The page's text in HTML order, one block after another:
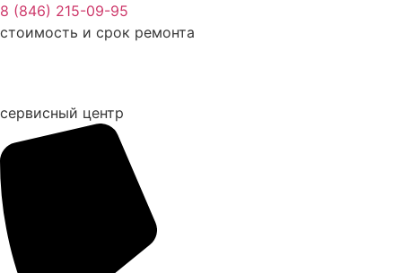
Перейти
к
8 (846) 215-09-95
стоимость и срок ремонта
сервисный центр